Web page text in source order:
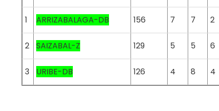
1 ARRIZABALAGA-DB 156 7 7 2
2 SAIZABAL-Z 129 5 5 6
3 URIBE-DB 126 4 8 4